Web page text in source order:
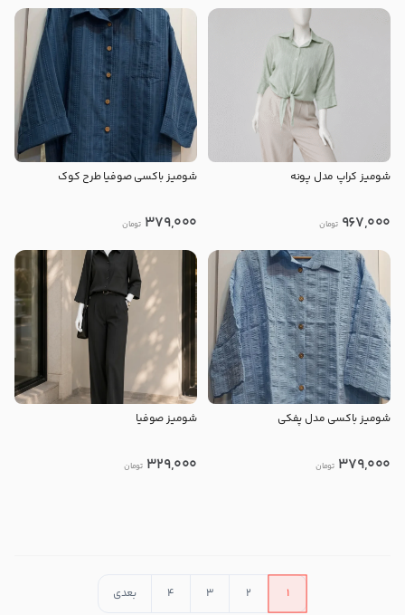
شومیز کراپ مدل پونه
967,000 تومان
شومیز باکسی صوفیا طرح کوک
379,000 تومان
شومیز باکسی مدل پفکی
379,000 تومان
شومیز صوفیا
329,000 تومان
1
2
3
4 بعدی